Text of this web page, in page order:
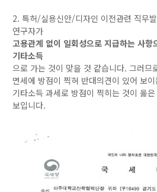
2. 특허/실용신안/디자인 이전관련 직무
연구자가
고용관계 없이 일회성으로 지급하는 사항
기타소득
으로 가는 것이 맞을 것 같습니다. 그러므
면세에 방점이 찍혀 반대의견이 있어 보
기타소득 과세로 방점이 찍히는 것이 옳
보입니다.